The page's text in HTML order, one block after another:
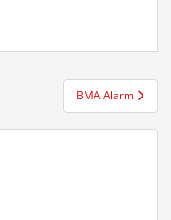
BMA Alarm